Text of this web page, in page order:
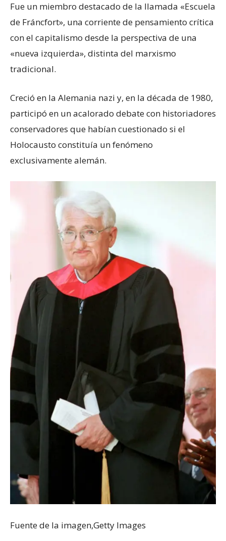
Fue un miembro destacado de la llamada «Escuela
de Fráncfort», una corriente de pensamiento crítica
con el capitalismo desde la perspectiva de una
«nueva izquierda», distinta del marxismo
tradicional.
Creció en la Alemania nazi y, en la década de 1980,
participó en un acalorado debate con historiadores
conservadores que habían cuestionado si el
Holocausto constituía un fenómeno
exclusivamente alemán.
Fuente de la imagen,Getty Images